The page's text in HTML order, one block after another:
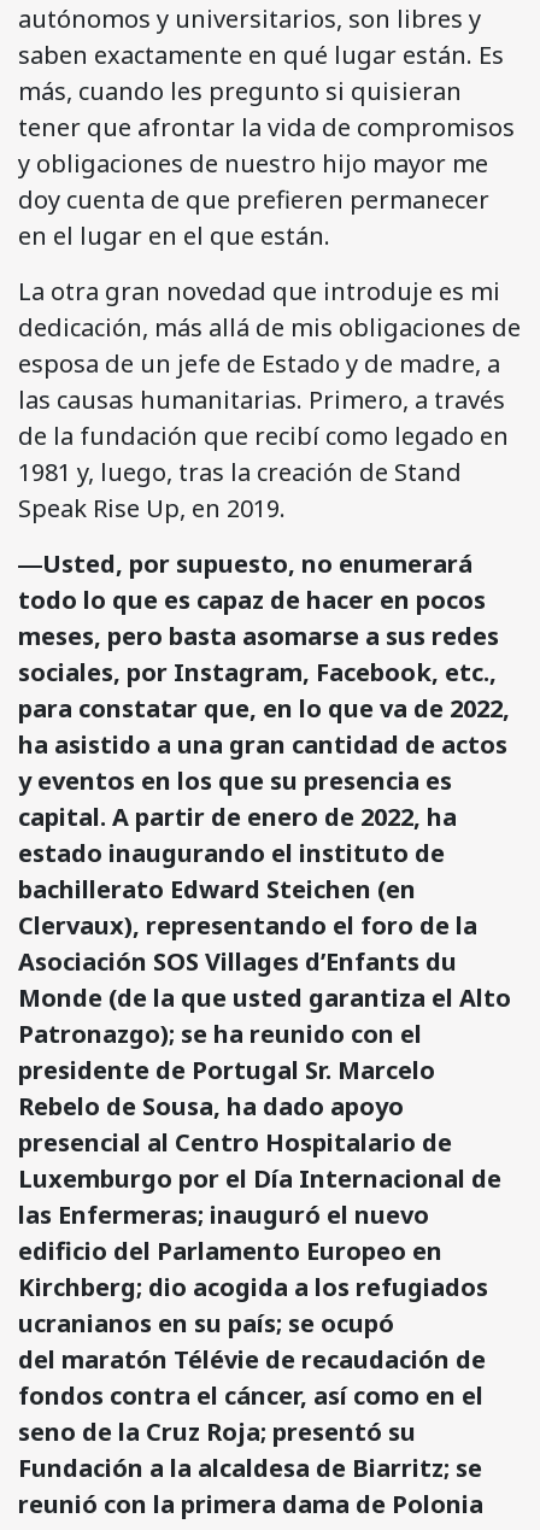
autónomos y universitarios, son libres y
saben exactamente en qué lugar están. Es
más, cuando les pregunto si quisieran
tener que afrontar la vida de compromisos
y obligaciones de nuestro hijo mayor me
doy cuenta de que prefieren permanecer
en el lugar en el que están.
La otra gran novedad que introduje es mi
dedicación, más allá de mis obligaciones de
esposa de un jefe de Estado y de madre, a
las causas humanitarias. Primero, a través
de la fundación que recibí como legado en
1981 y, luego, tras la creación de Stand
Speak Rise Up, en 2019.
―Usted, por supuesto, no enumerará
todo lo que es capaz de hacer en pocos
meses, pero basta asomarse a sus redes
sociales, por Instagram, Facebook, etc.,
para constatar que, en lo que va de 2022,
ha asistido a una gran cantidad de actos
y eventos en los que su presencia es
capital. A partir de enero de 2022, ha
estado inaugurando el instituto de
bachillerato Edward Steichen (en
Clervaux), representando el foro de la
Asociación SOS Villages d’Enfants du
Monde (de la que usted garantiza el Alto
Patronazgo); se ha reunido con el
presidente de Portugal Sr. Marcelo
Rebelo de Sousa, ha dado apoyo
presencial al Centro Hospitalario de
Luxemburgo por el Día Internacional de
las Enfermeras; inauguró el nuevo
edificio del Parlamento Europeo en
Kirchberg; dio acogida a los refugiados
ucranianos en su país; se ocupó
del maratón Télévie de recaudación de
fondos contra el cáncer, así como en el
seno de la Cruz Roja; presentó su
Fundación a la alcaldesa de Biarritz; se
reunió con la primera dama de Polonia